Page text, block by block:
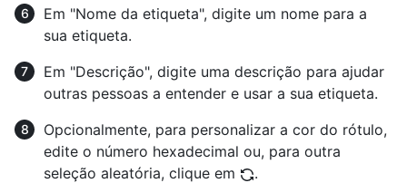
Em "Nome da etiqueta", digite um nome para a
sua etiqueta.
Em "Descrição", digite uma descrição para ajudar
outras pessoas a entender e usar a sua etiqueta.
Opcionalmente, para personalizar a cor do rótulo,
edite o número hexadecimal ou, para outra
seleção aleatória, clique em
.